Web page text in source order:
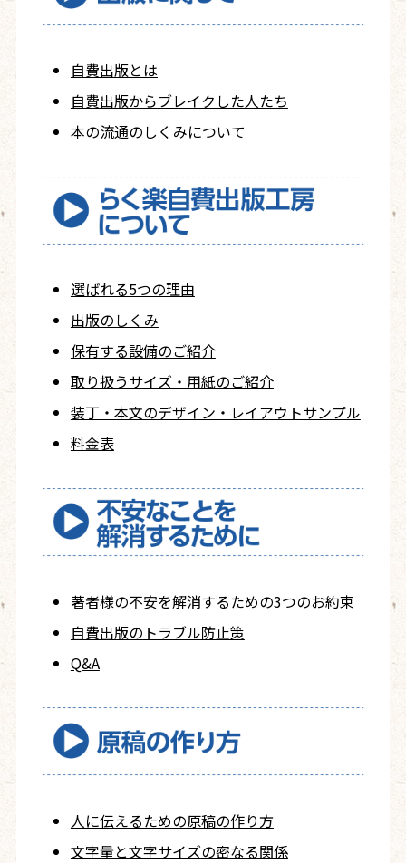
自費出版とは
自費出版からブレイクした人たち
本の流通のしくみについて
選ばれる5つの理由
出版のしくみ
保有する設備のご紹介
取り扱うサイズ・用紙のご紹介
装丁・本文のデザイン・レイアウトサンプル
料金表
著者様の不安を解消するための3つのお約束
自費出版の トラブル防止策
Q&A
人に伝えるための原稿の作り方
文字量と文字サイズの密なる関係